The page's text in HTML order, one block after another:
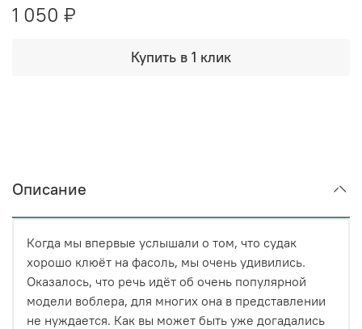
1 050 ₽
Купить в 1 клик
Описание
Когда мы впервые услышали о том, что судак
хорошо клюёт на фасоль, мы очень удивились.
Оказалось, что речь идёт об очень популярной
модели воблера, для многих она в представлении
не нуждается. Как вы может быть уже догадались